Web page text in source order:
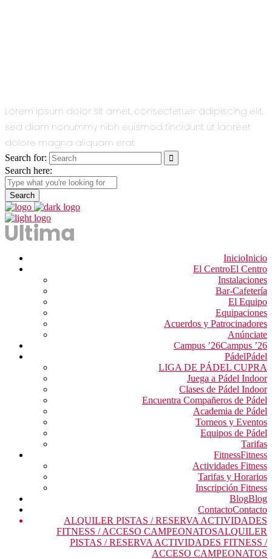
Lorem ipsum dolor sit amet, consectetuer adipiscing elit,
sed diam nonummy nibh euismod tincidunt ut laoreet
dolore magna aliquam erat
Search for:
Search here:
InicioInicio
El CentroEl Centro
Instalaciones
Bar-Cafetería
El Equipo
Equipaciones
Acuerdos y Patrocinadores
Anúnciate
Campus ’26Campus ’26
PádelPádel
LIGA DE PÁDEL CUPRA
Juega a Pádel Indoor
Clases de Pádel Indoor
Encuentra Compañeros de Pádel
Academia de Pádel
Torneos y Eventos
Equipos de Pádel
Tarifas
FitnessFitness
Actividades Fitness
Tarifas y Horarios
Inscripción Fitness
BlogBlog
ContactoContacto
ALQUILER PISTAS / RESERVA ACTIVIDADES
FITNESS / ACCESO CAMPEONATOSALQUILER
PISTAS / RESERVA ACTIVIDADES FITNESS /
ACCESO CAMPEONATOS